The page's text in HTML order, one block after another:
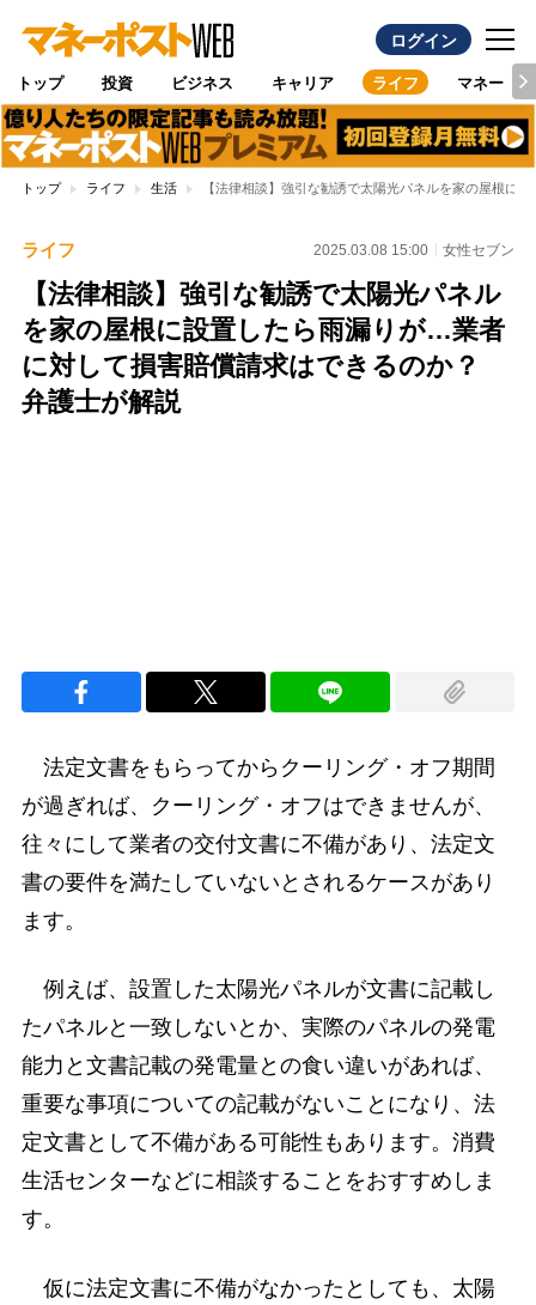
ログイン
トップ 投資 ビジネス キャリア ライフ マネー
トップ ライフ 生活 【法律相談】強引な勧誘で太陽光パネルを家の屋根
ライフ 2025.03.08 15:00 女性セブン
【法律相談】強引な勧誘で太陽光パネル
を家の屋根に設置したら雨漏りが…業者
に対して損害賠償請求はできるのか？
弁護士が解説
法定文書をもらってからクーリング・オフ期間
が過ぎれば、クーリング・オフはできませんが、
往々にして業者の交付文書に不備があり、法定文
書の要件を満たしていないとされるケースがあり
ます。
例えば、設置した太陽光パネルが文書に記載し
たパネルと一致しないとか、実際のパネルの発電
能力と文書記載の発電量との食い違いがあれば、
重要な事項についての記載がないことになり、法
定文書として不備がある可能性もあります。消費
生活センターなどに相談することをおすすめしま
す。
仮に法定文書に不備がなかったとしても、太陽